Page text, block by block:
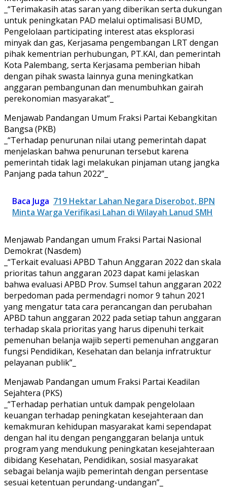
_“Terimakasih atas saran yang diberikan serta dukungan
untuk peningkatan PAD melalui optimalisasi BUMD,
Pengelolaan participating interest atas eksplorasi
minyak dan gas, Kerjasama pengembangan LRT dengan
pihak kementrian perhubungan, PT.KAI, dan pemerintah
Kota Palembang, serta Kerjasama pemberian hibah
dengan pihak swasta lainnya guna meningkatkan
anggaran pembangunan dan menumbuhkan gairah
perekonomian masyarakat”_
Menjawab Pandangan Umum Fraksi Partai Kebangkitan
Bangsa (PKB)
_“Terhadap penurunan nilai utang pemerintah dapat
menjelaskan bahwa penurunan tersebut karena
pemerintah tidak lagi melakukan pinjaman utang jangka
Panjang pada tahun 2022”_
Baca Juga 719 Hektar Lahan Negara Diserobot, BPN
Minta Warga Verifikasi Lahan di Wilayah Lanud SMH
Menjawab Pandangan umum Fraksi Partai Nasional
Demokrat (Nasdem)
_“Terkait evaluasi APBD Tahun Anggaran 2022 dan skala
prioritas tahun anggaran 2023 dapat kami jelaskan
bahwa evaluasi APBD Prov. Sumsel tahun anggaran 2022
berpedoman pada permendagri nomor 9 tahun 2021
yang mengatur tata cara perancangan dan perubahan
APBD tahun anggaran 2022 pada setiap tahun anggaran
terhadap skala prioritas yang harus dipenuhi terkait
pemenuhan belanja wajib seperti pemenuhan anggaran
fungsi Pendidikan, Kesehatan dan belanja infratruktur
pelayanan publik”_
Menjawab Pandangan umum Fraksi Partai Keadilan
Sejahtera (PKS)
_“Terhadap perhatian untuk dampak pengelolaan
keuangan terhadap peningkatan kesejahteraan dan
kemakmuran kehidupan masyarakat kami sependapat
dengan hal itu dengan penganggaran belanja untuk
program yang mendukung peningkatan kesejahteraan
dibidang Kesehatan, Pendidikan, sosial masyarakat
sebagai belanja wajib pemerintah dengan persentase
sesuai ketentuan perundang-undangan”_